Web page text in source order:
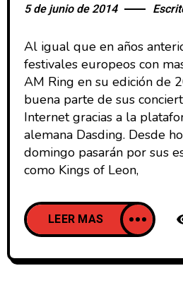
5 de junio de 2014
Al igual que en años
festivales europeos con
AM Ring en su edición de
buena parte de sus
Internet gracias a la
alemana Dasding. Desde
domingo pasarán por sus
como Kings of Leon,
LEER MAS